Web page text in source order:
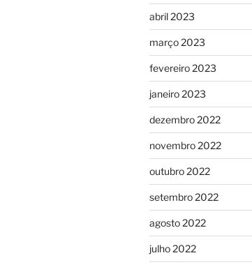
abril 2023
março 2023
fevereiro 2023
janeiro 2023
dezembro 2022
novembro 2022
outubro 2022
setembro 2022
agosto 2022
julho 2022